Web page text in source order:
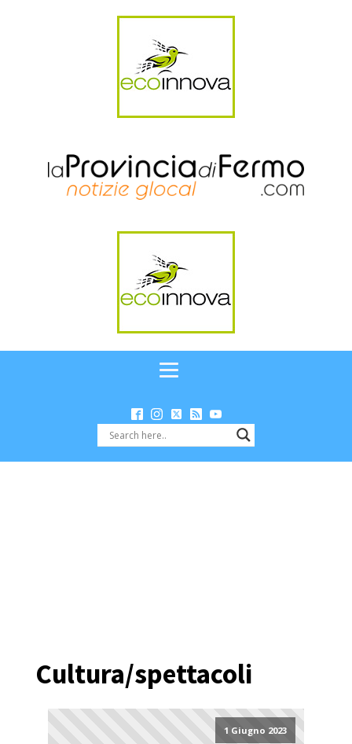
Cultura/spettacoli
1 Giugno 2023